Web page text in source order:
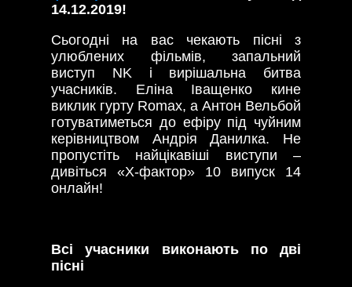
14.12.2019!
Сьогодні на вас чекають пісні з
улюблених фільмів, запальний
виступ NK і вирішальна битва
учасників. Еліна Іващенко кине
виклик гурту Romax, а Антон Вельбой
готуватиметься до ефіру під чуйним
керівництвом Андрія Данилка. Не
пропустіть найцікавіші виступи –
дивіться «Х-фактор» 10 випуск 14
онлайн!
Всі учасники виконають по дві
пісні